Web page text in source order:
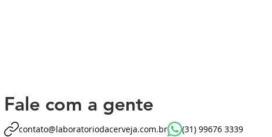
Fale com a gente
contato@laboratoriodacerveja.com.br (31) 99676 3339